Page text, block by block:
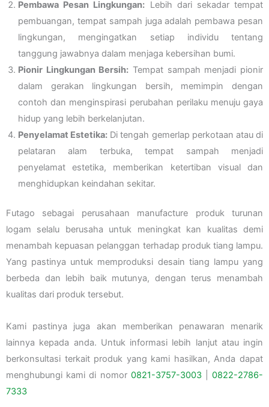
Pembawa Pesan Lingkungan: Lebih dari sekadar tempat
pembuangan, tempat sampah juga adalah pembawa pesan
lingkungan, mengingatkan setiap individu tentang
tanggung jawabnya dalam menjaga kebersihan bumi.
Pionir Lingkungan Bersih: Tempat sampah menjadi pionir
dalam gerakan lingkungan bersih, memimpin dengan
contoh dan menginspirasi perubahan perilaku menuju gaya
hidup yang lebih berkelanjutan.
Penyelamat Estetika: Di tengah gemerlap perkotaan atau di
pelataran alam terbuka, tempat sampah menjadi
penyelamat estetika, memberikan ketertiban visual dan
menghidupkan keindahan sekitar.
Futago sebagai perusahaan manufacture produk turunan
logam selalu berusaha untuk meningkat kan kualitas demi
menambah kepuasan pelanggan terhadap produk tiang lampu.
Yang pastinya untuk memproduksi desain tiang lampu yang
berbeda dan lebih baik mutunya, dengan terus menambah
kualitas dari produk tersebut.
Kami pastinya juga akan memberikan penawaran menarik
lainnya kepada anda. Untuk informasi lebih lanjut atau ingin
berkonsultasi terkait produk yang kami hasilkan, Anda dapat
menghubungi kami di nomor 0821-3757-3003|0822-2786-
7333